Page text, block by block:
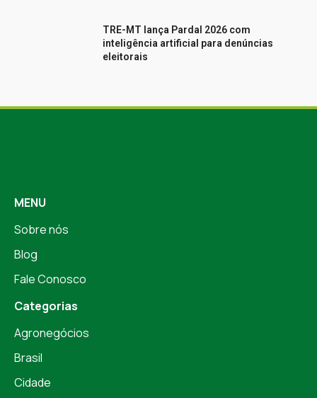
TRE-MT lança Pardal 2026 com
inteligência artificial para denúncias
eleitorais
MENU
Sobre nós
Blog
Fale Conosco
Categorias
Agronegócios
Brasil
Cidade